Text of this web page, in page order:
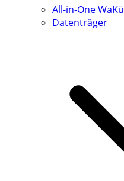
All-in-One WaKü
Datenträger